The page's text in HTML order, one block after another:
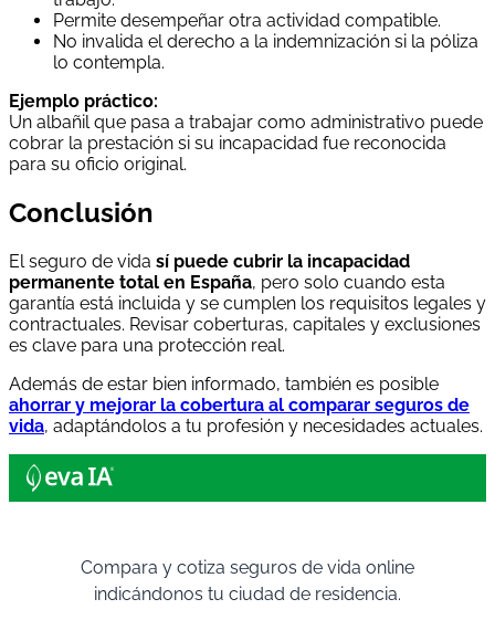
Permite desempeñar otra actividad compatible.
No invalida el derecho a la indemnización si la póliza
lo contempla.
Ejemplo práctico:
Un albañil que pasa a trabajar como administrativo puede
cobrar la prestación si su incapacidad fue reconocida
para su oficio original.
Conclusión
El seguro de vida sí puede cubrir la incapacidad
permanente total en España, pero solo cuando esta
garantía está incluida y se cumplen los requisitos legales y
contractuales. Revisar coberturas, capitales y exclusiones
es clave para una protección real.
Además de estar bien informado, también es posible
ahorrar y mejorar la cobertura al comparar seguros de
vida, adaptándolos a tu profesión y necesidades actuales.
Compara y cotiza seguros de vida online
indicándonos tu ciudad de residencia.